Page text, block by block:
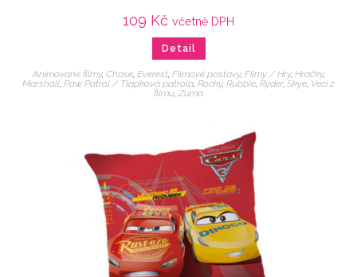
109 Kč včetně DPH
Detail
Animované filmy, Chase, Everest, Filmové postavy, Filmy / Hry, Hračky,
Marshall Paw Patrol / Tlapková patrola Rocky, Rubble Ryder, Skye Veci z
filmu Zuma